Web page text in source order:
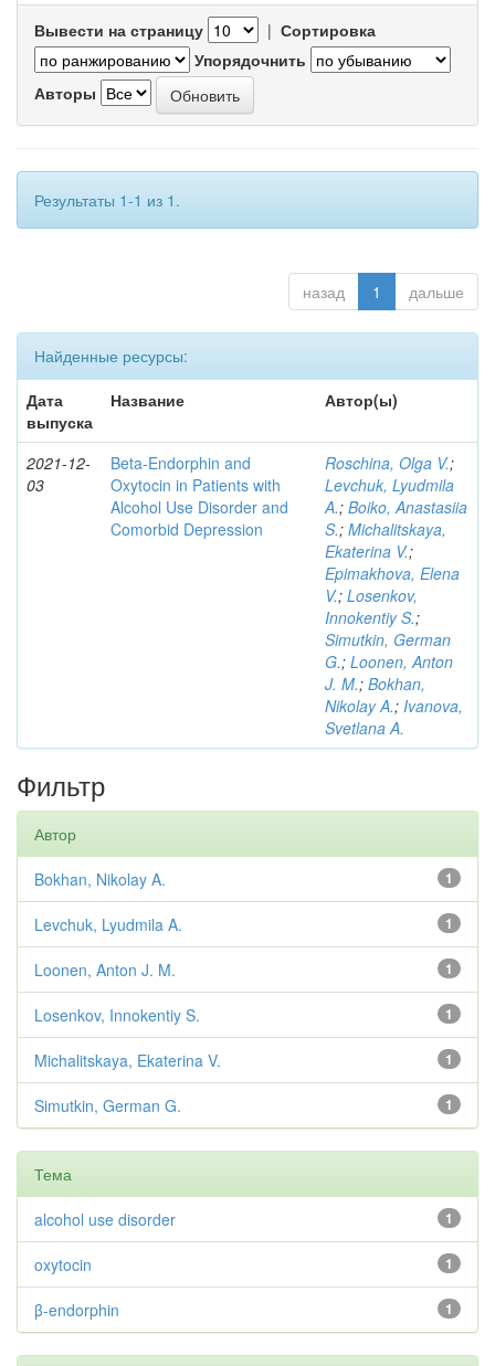
Вывести на страницу | Сортировка
Упорядочнить
Авторы
Результаты 1-1 из 1.
назад 1 дальше
Найденные ресурсы:
Дата
выпуска
Название Автор(ы)
2021-12-
03
Beta-Endorphin and
Oxytocin in Patients with
Alcohol Use Disorder and
Comorbid Depression
Roschina, Olga V.;
Levchuk, Lyudmila
A.; Boiko, Anastasiia
S.; Michalitskaya,
Ekaterina V.;
Epimakhova, Elena
V.; Losenkov,
Innokentiy S.;
Simutkin, German
G.; Loonen, Anton
J. M.; Bokhan,
Nikolay A.; Ivanova,
Svetlana A.
Фильтр
Автор
1
Bokhan, Nikolay A.
1
Levchuk, Lyudmila A.
1
Loonen, Anton J. M.
1
Losenkov, Innokentiy S.
1
Michalitskaya, Ekaterina V.
1
Simutkin, German G.
Тема
1
alcohol use disorder
1
oxytocin
1
β-endorphin